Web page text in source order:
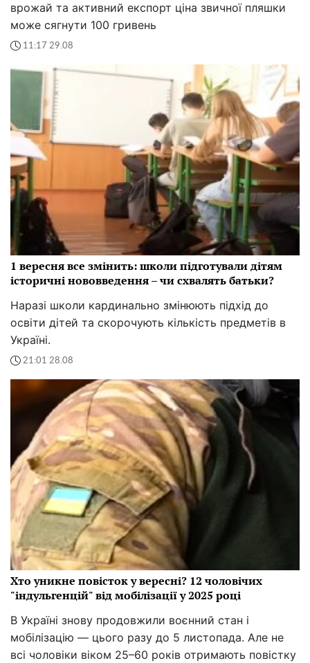
врожай та активний експорт ціна звичної пляшки
може сягнути 100 гривень
11:17 29.08
1 вересня все змінить: школи підготували дітям
історичні нововведення – чи схвалять батьки?
Наразі школи кардинально змінюють підхід до
освіти дітей та скорочують кількість предметів в
Україні.
21:01 28.08
Хто уникне повісток у вересні? 12 чоловічих
"індульгенцій" від мобілізації у 2025 році
В Україні знову продовжили воєнний стан і
мобілізацію — цього разу до 5 листопада. Але не
всі чоловіки віком 25–60 років отримають повістку